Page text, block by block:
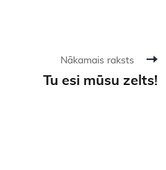
Nākamais raksts
Tu esi mūsu zelts!